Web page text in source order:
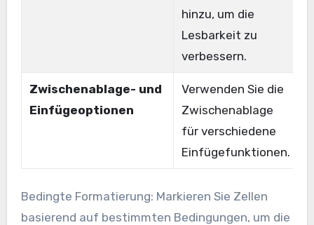
hinzu, um die
Lesbarkeit zu
verbessern.
Zwischenablage- und
Einfügeoptionen
Verwenden Sie die
Zwischenablage
für verschiedene
Einfügefunktionen.
Bedingte Formatierung: Markieren Sie Zellen
basierend auf bestimmten Bedingungen, um die